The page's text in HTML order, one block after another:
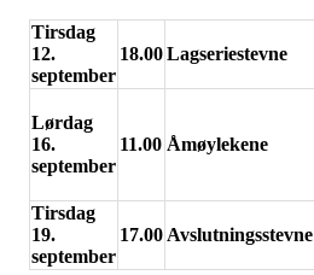
Tirsdag
12.
september
18.00Lagseriestevne
Lørdag
16.
september
11.00 Åmøylekene
Tirsdag
19.
september
17.00 Avslutningsstevne